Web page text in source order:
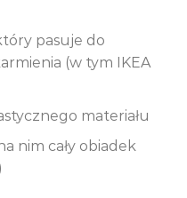
pasuje do
(w tym IKEA
materiału
nim cały obiadek